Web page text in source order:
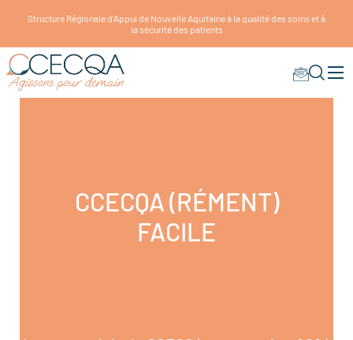
Structure Régionale d'Appui de Nouvelle Aquitaine à la qualité des soins et à
la sécurité des patients
CCECQA (RÉMENT)
FACILE